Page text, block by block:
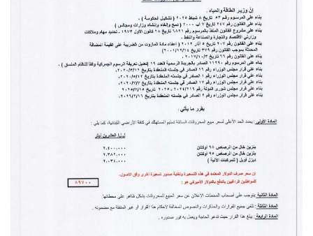
اقرأ تضحك
سجالات
صحّة وصحن
الرياضة
منوّعات